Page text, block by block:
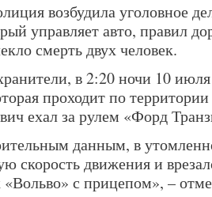
возбудила уголовное
управляет авто, правил
смерть двух человек.
в 2:20 ночи 10
проходит по территории
ехал за рулем «Форд
данным, в
скорость движения и
«Вольво» с прицепом», –